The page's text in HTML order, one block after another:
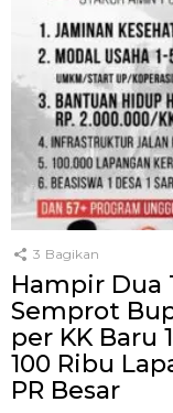
3 Bagikan
Hampir Dua
Semprot
per KK Baru
100 Ribu
PR Besar